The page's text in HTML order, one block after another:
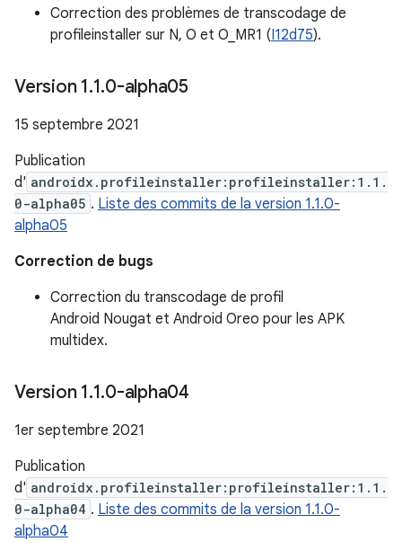
Correction des problèmes de transcodage de
profileinstaller sur N, O et O_MR1 (I12d75).
Version 1.1.0-alpha05
15 septembre 2021
Publication
d' androidx.profileinstaller:profileinstaller:1.1.
0-alpha05 . Liste des commits de la version 1.1.0-
alpha05
Correction de bugs
Correction du transcodage de profil
Android Nougat et Android Oreo pour les APK
multidex.
Version 1.1.0-alpha04
1er septembre 2021
Publication
d' androidx.profileinstaller:profileinstaller:1.1.
0-alpha04 . Liste des commits de la version 1.1.0-
alpha04